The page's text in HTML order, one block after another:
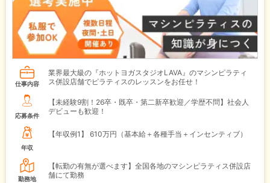
仕事内容
業界最大級の『ホットヨガスタジオLAVA』のマシンピラティ
ス併設店舗でピラティスのレッスンをお任せ！
応募条件
【未経験9割！26卒・既卒・第二新卒歓迎／学歴不問】社会人
デビューも歓迎！
年収
【年収例1】 610万円（基本給＋各種手当＋インセンティブ）
勤務地
【転勤の有無が選べます】全国各地のマシンピラティス併設店
舗にて勤務